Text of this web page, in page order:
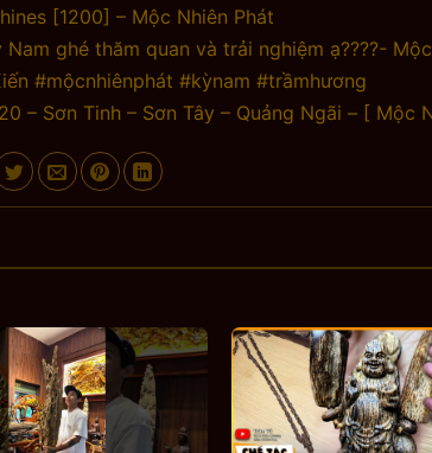
[1200] – Mộc Nhiên Phát
ghé thăm quan và trải nghiệm ạ????-
#mộcnhiênphát #kỳnam #trầmhương
– Sơn Tinh – Sơn Tây – Quảng Ngãi – [ Mộc